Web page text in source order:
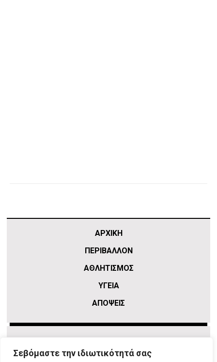
Σεβόμαστε την ιδιωτικότητά σας
ΑΡΧΙΚΗ
ΠΕΡΙΒΑΛΛΟΝ
ΑΘΛΗΤΙΣΜΌΣ
ΥΓΕΙΑ
ΑΠΟΨΕΙΣ